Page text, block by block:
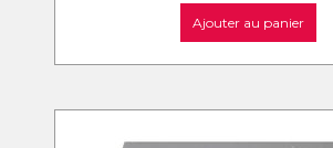
Ajouter au panier